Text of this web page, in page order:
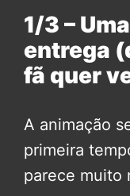
1/3 –
entrega
fã quer
A animação
primeira
parece muito